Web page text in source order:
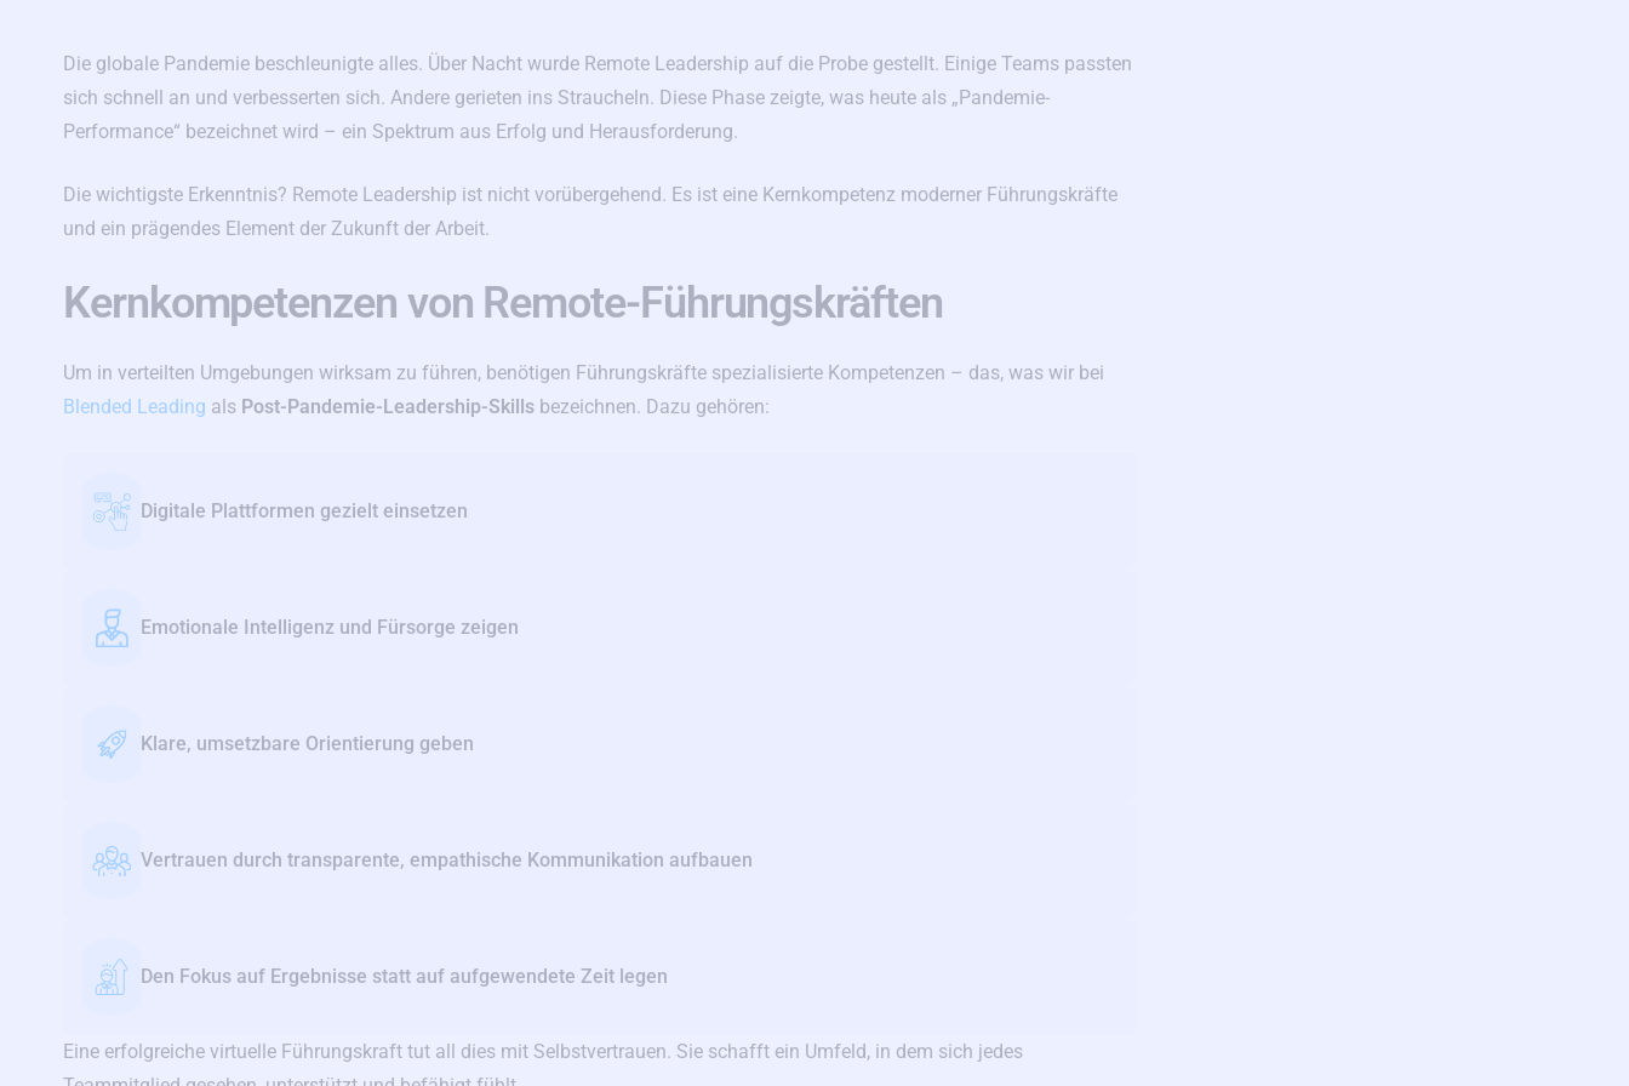
Die globale Pandemie beschleunigte alles. Über Nacht wurde Remote Leadership auf die Probe gestellt. Einige Teams passten
sich schnell an und verbesserten sich. Andere gerieten ins Straucheln. Diese Phase zeigte, was heute als „Pandemie-
Performance“ bezeichnet wird – ein Spektrum aus Erfolg und Herausforderung.
Die wichtigste Erkenntnis? Remote Leadership ist nicht vorübergehend. Es ist eine Kernkompetenz moderner Führungskräfte
und ein prägendes Element der Zukunft der Arbeit.
Kernkompetenzen von Remote-Führungskräften
Um in verteilten Umgebungen wirksam zu führen, benötigen Führungskräfte spezialisierte Kompetenzen – das, was wir bei
Blended Leading als Post-Pandemie-Leadership-Skills bezeichnen. Dazu gehören:
Digitale Plattformen gezielt einsetzen
Emotionale Intelligenz und Fürsorge zeigen
Klare, umsetzbare Orientierung geben
Vertrauen durch transparente, empathische Kommunikation aufbauen
Den Fokus auf Ergebnisse statt auf aufgewendete Zeit legen
Eine erfolgreiche virtuelle Führungskraft tut all dies mit Selbstvertrauen. Sie schafft ein Umfeld, in dem sich jedes